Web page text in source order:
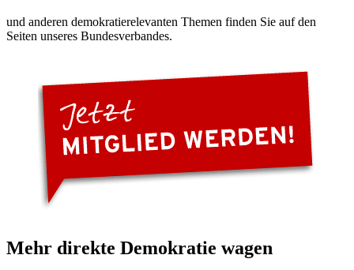
und anderen demokratierelevanten Themen finden Sie auf den
Seiten unseres Bundesverbandes.
Mehr direkte Demokratie wagen